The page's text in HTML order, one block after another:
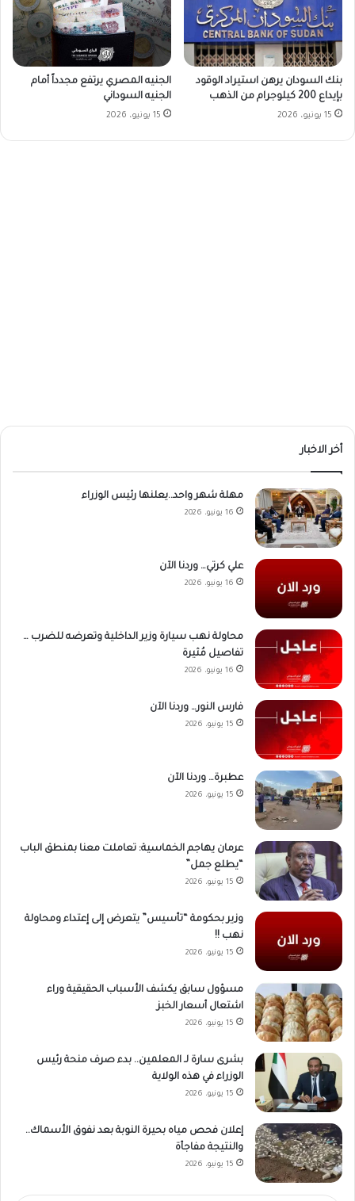
بنك السودان يرهن استيراد الوقود
بإيداع 200 كيلوجرام من الذهب
15 يونيو، 2026
الجنيه المصري يرتفع مجدداً أمام
الجنيه السوداني
15 يونيو، 2026
أخر الاخبار
مهلة شهر واحد..يعلنها رئيس الوزراء
16 يونيو، 2026
علي كرتي… وردنا الآن
16 يونيو، 2026
محاولة نهب سيارة وزير الداخلية وتعرضه للضرب …
تفاصيل مُثيرة
16 يونيو، 2026
فارس النور… وردنا الآن
15 يونيو، 2026
عطبرة… وردنا الآن
15 يونيو، 2026
عرمان يهاجم الخماسية: تعاملت معنا بمنطق الباب
“يطلع جمل”
15 يونيو، 2026
وزير بحكومة “تأسيس” يتعرض إلى إعتداء ومحاولة
نهب !!
15 يونيو، 2026
مسؤول سابق يكشف الأسباب الحقيقية وراء
اشتعال أسعار الخبز
15 يونيو، 2026
بشرى سارة لـ المعلمين.. بدء صرف منحة رئيس
الوزراء في هذه الولاية
15 يونيو، 2026
إعلان فحص مياه بحيرة النوبة بعد نفوق الأسماك..
والنتيجة مفاجأة
15 يونيو، 2026